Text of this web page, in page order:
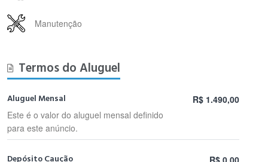
Manutenção
Termos do Aluguel
Aluguel Mensal
Este é o valor do aluguel mensal definido
para este anúncio.
R$ 1.490,00
Depósito Caução R$ 0,00